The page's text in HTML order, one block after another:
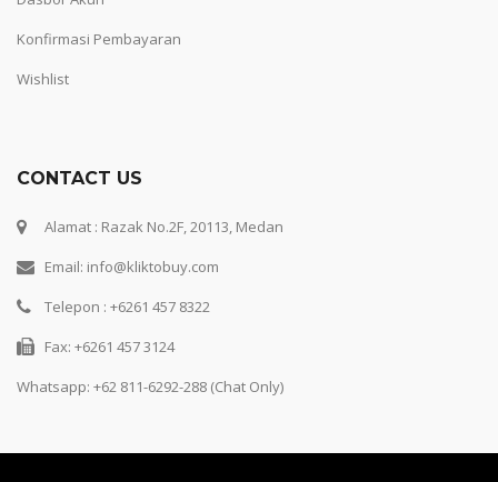
Konfirmasi Pembayaran
Wishlist
CONTACT US
Alamat : Razak No.2F, 20113, Medan
Email: info@kliktobuy.com
Telepon : +6261 457 8322
Fax: +6261 457 3124
Whatsapp: +62 811-6292-288 (Chat Only)